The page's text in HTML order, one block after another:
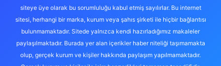
siteye üye olarak bu sorumluluğu kabul etmiş sayılırlar. Bu internet
sitesi, herhangi bir marka, kurum veya şahıs şirketi ile hiçbir bağlantısı
bulunmamaktadır. Sitede yalnızca kendi hazırladığımız makaleler
paylaşılmaktadır. Burada yer alan içerikler haber niteliği taşımamakta
olup, gerçek kurum ve kişiler hakkında paylaşım yapılmamaktadır.